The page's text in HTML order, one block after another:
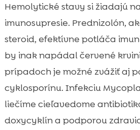
Hemolytické stavy si žiadajú
imunosupresie. Prednizolón,
steroid, efektívne potláča
by inak napádal červené
prípadoch je možné zvážiť aj
cyklosporínu. Infekciu
liečíme cieľavedome
doxycyklín a podporou